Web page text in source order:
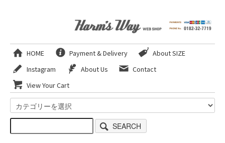
HOME Payment & Delivery
About SIZE
Instagram
About Us
Contact
View Your Cart
SEARCH